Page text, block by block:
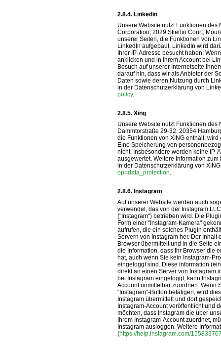
Linkedin
Unsere Website nutzt Funktionen
Corporation, 2029 Stierlin Court,
unserer Seiten, die Funktionen von
LinkedIn aufgebaut. LinkedIn wird
Ihrer IP-Adresse besucht haben.
anklicken und in Ihrem Account bei
Besuch auf unserer Internetseite
darauf hin, dass wir als Anbieter der
Daten sowie deren Nutzung durch
in der Datenschutzerklärung von
policy.
Xing
Unsere Website nutzt Funktionen des
Dammtorstraße 29-32, 20354
die Funktionen von XING enthält,
Eine Speicherung von
nicht. Insbesondere werden keine IP-
ausgewertet. Weitere Information
in der Datenschutzerklärung von
op=data_protection.
Instagram
Auf unserer Website werden auch
verwendet, das von der Instagram
("Instagram") betrieben wird. Die
Form einer "Instagram-Kamera"
aufrufen, die ein solches Plugin
Servern von Instagram her. Der Inhalt
Browser übermittelt und in die Seite
die Information, dass Ihr Browser die
hat, auch wenn Sie kein Instagram-
eingeloggt sind. Diese Information
direkt an einen Server von Instagram
bei Instagram eingeloggt, kann
Account unmittelbar zuordnen. Wenn
"Instagram"-Button betätigen, wird
Instagram übermittelt und dort
Instagram-Account veröffentlicht und
möchten, dass Instagram die über
Ihrem Instagram-Account zuordnet,
Instagram ausloggen. Weitere
(https://help.instagram.com/